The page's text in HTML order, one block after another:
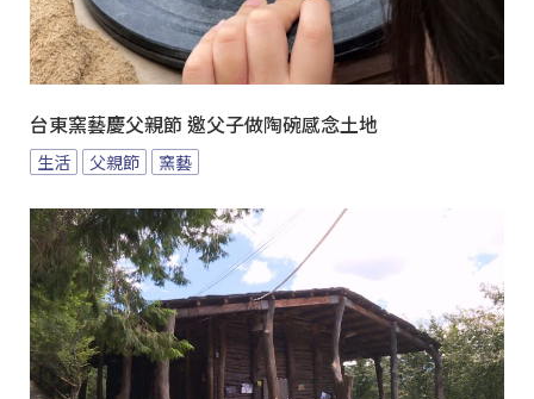
台東窯藝慶父親節 邀父子做陶碗感念土地
生活 父親節 窯藝